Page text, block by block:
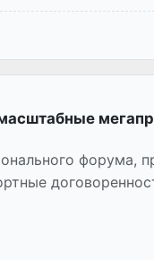
форума,